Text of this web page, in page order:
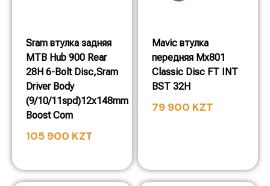
Sram втулка задняя
MTB Hub 900 Rear
28H 6-Bolt Disc,Sram
Driver Body
(9/10/11spd)12x148mm
Boost Com
105 900 KZT
Mavic втулка
передняя Mx801
Classic Disc FT INT
BST 32H
79 900 KZT